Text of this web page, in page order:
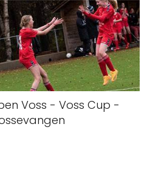
Voss - Voss Cup -